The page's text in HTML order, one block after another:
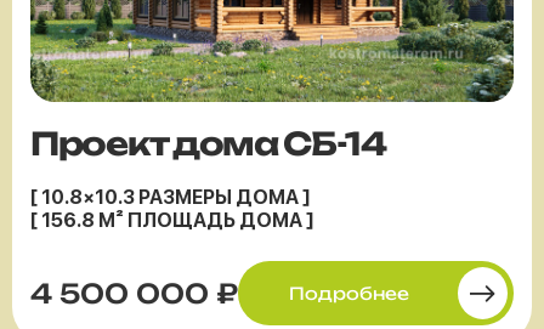
Проект дома СБ-14
[ 10.8×10.3 РАЗМЕРЫ ДОМА ]
[ 156.8 М² ПЛОЩАДЬ ДОМА ]
4 500 000 ₽ Подробнее